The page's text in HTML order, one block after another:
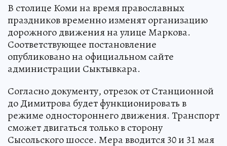
В столице Коми на время православных
праздников временно изменят организацию
дорожного движения на улице Маркова.
Соответствующее постановление
опубликовано на официальном сайте
администрации Сыктывкара.
Согласно документу, отрезок от Станционной
до Димитрова будет функционировать в
режиме одностороннего движения. Транспорт
сможет двигаться только в сторону
Сысольского шоссе. Мера вводится 30 и 31 мая